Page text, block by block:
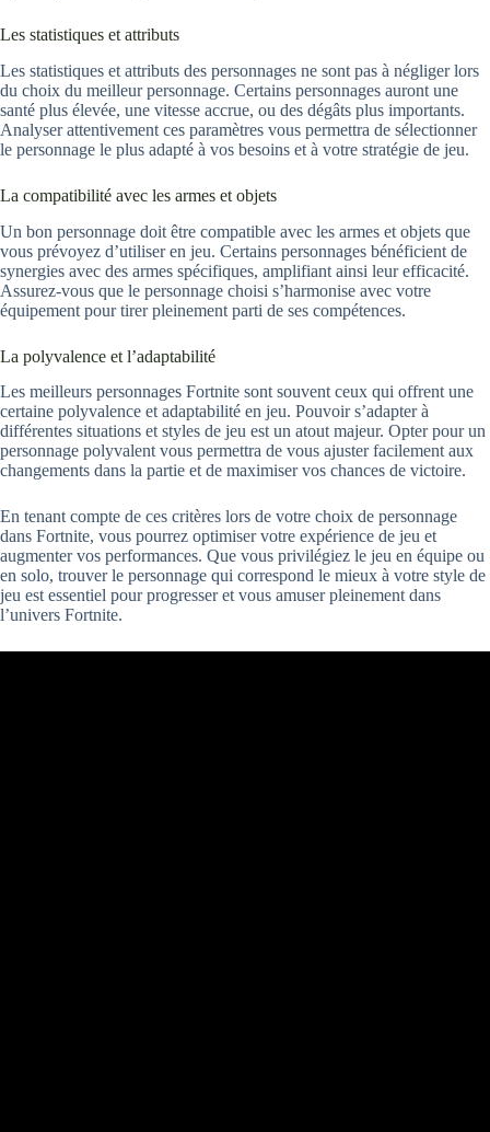
Les statistiques et attributs
Les statistiques et attributs des personnages ne sont pas à négliger lors
du choix du meilleur personnage. Certains personnages auront une
santé plus élevée, une vitesse accrue, ou des dégâts plus importants.
Analyser attentivement ces paramètres vous permettra de sélectionner
le personnage le plus adapté à vos besoins et à votre stratégie de jeu.
La compatibilité avec les armes et objets
Un bon personnage doit être compatible avec les armes et objets que
vous prévoyez d’utiliser en jeu. Certains personnages bénéficient de
synergies avec des armes spécifiques, amplifiant ainsi leur efficacité.
Assurez-vous que le personnage choisi s’harmonise avec votre
équipement pour tirer pleinement parti de ses compétences.
La polyvalence et l’adaptabilité
Les meilleurs personnages Fortnite sont souvent ceux qui offrent une
certaine polyvalence et adaptabilité en jeu. Pouvoir s’adapter à
différentes situations et styles de jeu est un atout majeur. Opter pour un
personnage polyvalent vous permettra de vous ajuster facilement aux
changements dans la partie et de maximiser vos chances de victoire.
En tenant compte de ces critères lors de votre choix de personnage
dans Fortnite, vous pourrez optimiser votre expérience de jeu et
augmenter vos performances. Que vous privilégiez le jeu en équipe ou
en solo, trouver le personnage qui correspond le mieux à votre style de
jeu est essentiel pour progresser et vous amuser pleinement dans
l’univers Fortnite.